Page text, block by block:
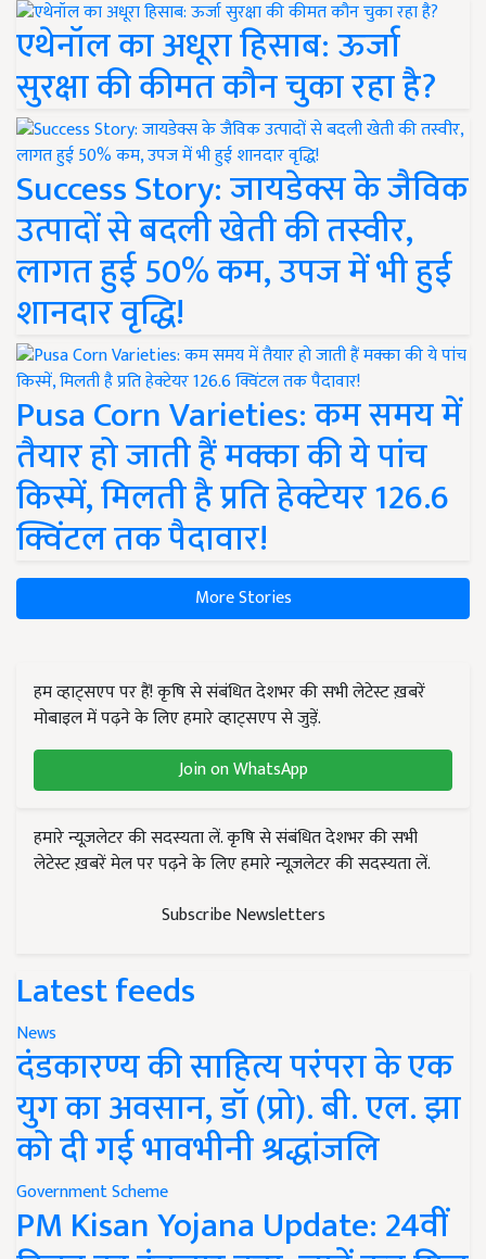
एथेनॉल का अधूरा हिसाब: ऊर्जा
सुरक्षा की कीमत कौन चुका रहा है?
Success Story: जायडेक्स के जैविक
उत्पादों से बदली खेती की तस्वीर,
लागत हुई 50% कम, उपज में भी हुई
शानदार वृद्धि!
Pusa Corn Varieties: कम समय में
तैयार हो जाती हैं मक्का की ये पांच
किस्में, मिलती है प्रति हेक्टेयर 126.6
क्विंटल तक पैदावार!
More Stories
हम व्हाट्सएप पर हैं! कृषि से संबंधित देशभर की सभी लेटेस्ट ख़बरें
मोबाइल में पढ़ने के लिए हमारे व्हाट्सएप से जुड़ें.
Join on WhatsApp
हमारे न्यूज़लेटर की सदस्यता लें. कृषि से संबंधित देशभर की सभी
लेटेस्ट ख़बरें मेल पर पढ़ने के लिए हमारे न्यूज़लेटर की सदस्यता लें.
Subscribe Newsletters
Latest feeds
News
दंडकारण्य की साहित्य परंपरा के एक
युग का अवसान, डॉ (प्रो). बी. एल. झा
को दी गई भावभीनी श्रद्धांजलि
Government Scheme
PM Kisan Yojana Update: 24वीं